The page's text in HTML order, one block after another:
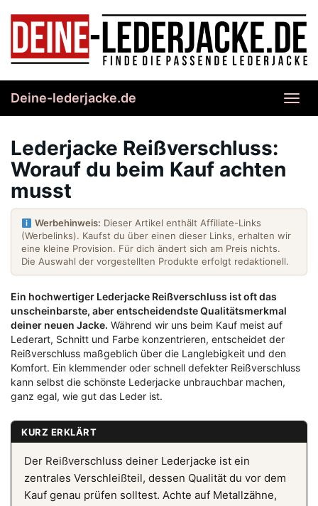
content
Deine-lederjacke.de
Lederjacke Reißverschluss:
Worauf du beim Kauf achten
musst
Werbehinweis: Dieser Artikel enthält Affiliate-Links
(Werbelinks). Kaufst du über einen dieser Links, erhalten wir
eine kleine Provision. Für dich ändert sich am Preis nichts.
Die Auswahl der vorgestellten Produkte erfolgt redaktionell.
Ein hochwertiger Lederjacke Reißverschluss ist oft das
unscheinbarste, aber entscheidendste Qualitätsmerkmal
deiner neuen Jacke. Während wir uns beim Kauf meist auf
Lederart, Schnitt und Farbe konzentrieren, entscheidet der
Reißverschluss maßgeblich über die Langlebigkeit und den
Komfort. Ein klemmender oder schnell defekter Reißverschluss
kann selbst die schönste Lederjacke unbrauchbar machen,
ganz egal, wie gut das Leder ist.
KURZ ERKLÄRT
Der Reißverschluss deiner Lederjacke ist ein
zentrales Verschleißteil, dessen Qualität du vor dem
Kauf genau prüfen solltest. Achte auf Metallzähne,